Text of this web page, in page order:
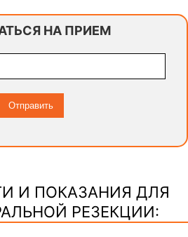
НА ПРИЕМ
И ПОКАЗАНИЯ ДЛЯ
РЕЗЕКЦИИ: